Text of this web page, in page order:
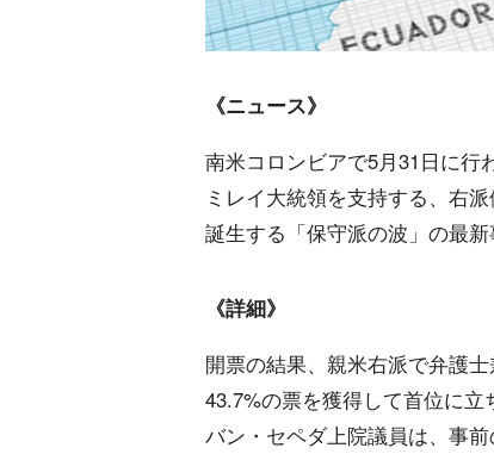
《ニュース》
南米コロンビアで5月31日に行
ミレイ大統領を支持する、右
誕生する「保守派の波」の最
《詳細》
開票の結果、親米右派で弁護
43.7%の票を獲得して首位に
バン・セペダ上院議員は、事